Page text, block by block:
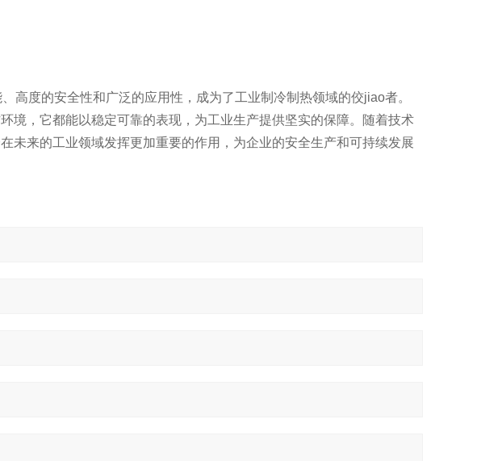
高度的安全性和广泛的应用性，成为了工业制冷制热领域的佼jiao者。
境，它都能以稳定可靠的表现，为工业生产提供坚实的保障。随着技术
未来的工业领域发挥更加重要的作用，为企业的安全生产和可持续发展